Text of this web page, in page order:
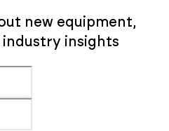
new equipment,
insights